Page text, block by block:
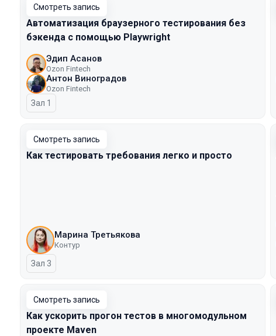
Смотреть запись
Автоматизация браузерного тестирования без
бэкенда с помощью Playwright
Эдип Асанов
Ozon Fintech
Антон Виноградов
Ozon Fintech
Зал 1
Смотреть запись
Как тестировать требования легко и просто
Марина Третьякова
Контур
Зал 3
Смотреть запись
Как ускорить прогон тестов в многомодульном
проекте Maven